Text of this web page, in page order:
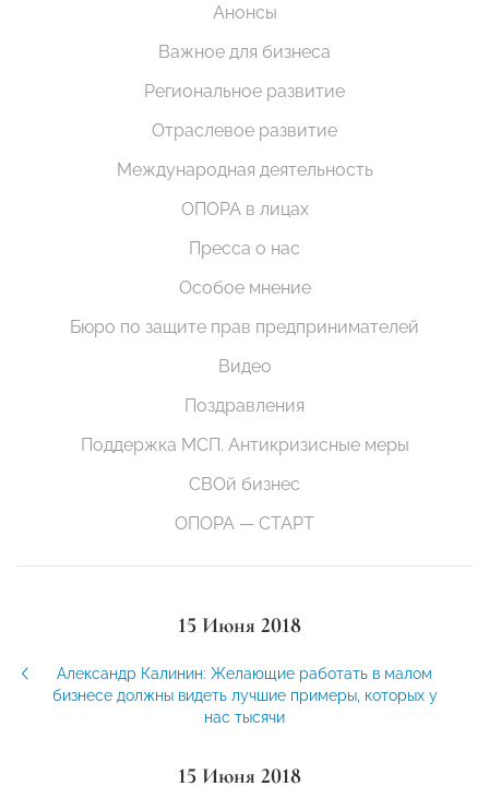
Анонсы
Важное для бизнеса
Региональное развитие
Отраслевое развитие
Международная деятельность
ОПОРА в лицах
Пресса о нас
Особое мнение
Бюро по защите прав предпринимателей
Видео
Поздравления
Поддержка МСП. Антикризисные меры
СВОй бизнес
ОПОРА — СТАРТ
15 Июня 2018
Александр Калинин: Желающие работать в малом
бизнесе должны видеть лучшие примеры, которых у
нас тысячи
15 Июня 2018